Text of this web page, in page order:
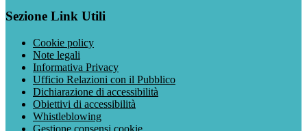
Sezione Link Utili
Cookie policy
Note legali
Informativa Privacy
Ufficio Relazioni con il Pubblico
Dichiarazione di accessibilità
Obiettivi di accessibilità
Whistleblowing
Gestione consensi cookie